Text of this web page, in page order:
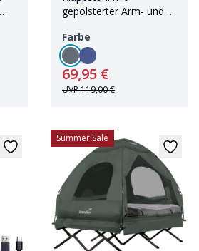
gepolsterter Arm- und
Tragetasche
Farbe
69,95 €
UVP119,00 €
Summer Sale